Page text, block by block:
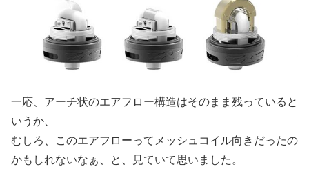
一応、アーチ状のエアフロー構造はそのまま残っていると
いうか、
むしろ、このエアフローってメッシュコイル向きだったの
かもしれないなぁ、と、見ていて思いました。